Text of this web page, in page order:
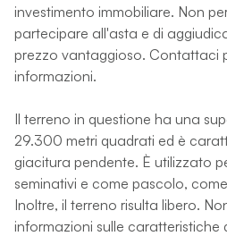
investimento immobiliare. Non
partecipare all'asta e di
prezzo vantaggioso. Contattaci
informazioni.
Il terreno in questione ha una
29.300 metri quadrati ed è
giacitura pendente. È utilizzato
seminativi e come pascolo,
Inoltre, il terreno risulta libero.
informazioni sulle caratteristiche